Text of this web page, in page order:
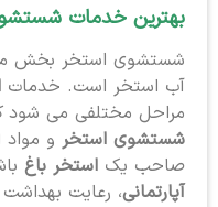
بهترین خدمات
شستشوی استخر بخش
آب استخر است. خدمات
مراحل مختلفی می شود
شستشوی استخرو مواد
صاحب یک استخر باغ
آپارتمانی، رعایت بهداشت